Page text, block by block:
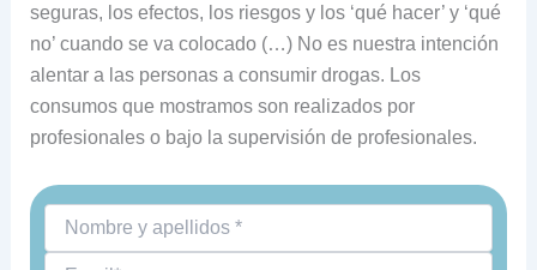
seguras, los efectos, los riesgos y los ‘qué hacer’ y ‘qué
no’ cuando se va colocado (…) No es nuestra intención
alentar a las personas a consumir drogas. Los
consumos que mostramos son realizados por
profesionales o bajo la supervisión de profesionales.